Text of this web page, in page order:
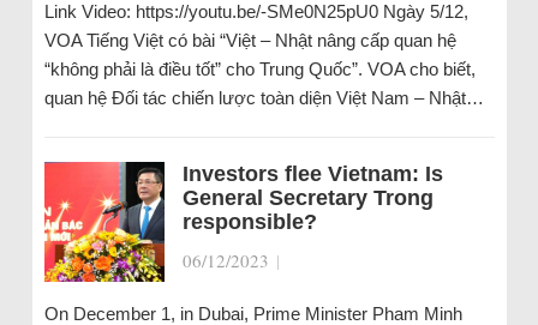
Link Video: https://youtu.be/-SMe0N25pU0 Ngày 5/12,
VOA Tiếng Việt có bài “Việt – Nhật nâng cấp quan hệ
“không phải là điều tốt” cho Trung Quốc”. VOA cho biết,
quan hệ Đối tác chiến lược toàn diện Việt Nam – Nhật…
Investors flee Vietnam: Is
General Secretary Trong
responsible?
06/12/2023 |
On December 1, in Dubai, Prime Minister Pham Minh